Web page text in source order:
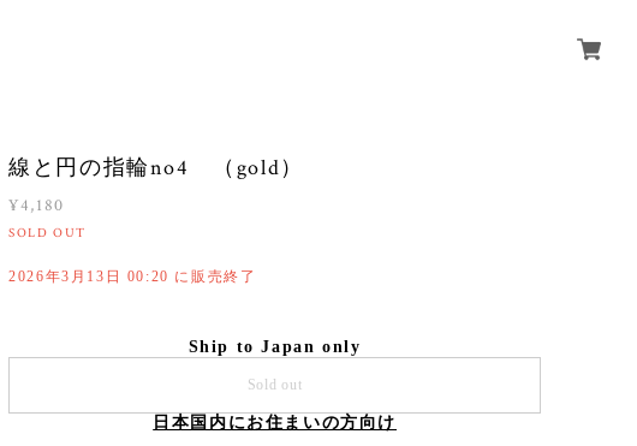
線と円の指輪no4 （gold）
¥4,180
SOLD OUT
2026年3月13日 00:20 に販売終了
Ship to Japan only
Sold out
日本国内にお住まいの方向け